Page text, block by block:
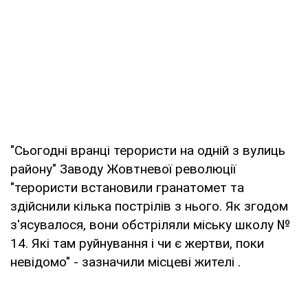
"Сьогодні вранці терористи на одній з вулиць
району" Заводу Жовтневої революції
"терористи встановили гранатомет та
здійснили кілька пострілів з нього. Як згодом
з'ясувалося, вони обстріляли міську школу №
14. Які там руйнування і чи є жертви, поки
невідомо" - зазначили місцеві жителі .